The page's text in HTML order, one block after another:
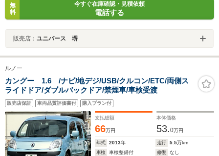
無
料
今すぐ在庫確認・見積依頼
電話する
販売店： ユニバース 堺
ルノー
カングー 1.6 /ナビ/地デジ/USB/クルコン/ETC/両側ス
ライドドア/ダブルバックドア/禁煙車/車検受渡
販売店保証 車両品質評価書付 購入プラン付
支払総額
66万円
本体価格
53.0万円
年式 2013年 走行 5.5万km
車検
車検整備付 修復
なし